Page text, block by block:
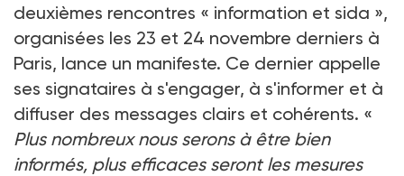
deuxièmes rencontres « information et sida »,
organisées les 23 et 24 novembre derniers à
Paris, lance un manifeste. Ce dernier appelle
ses signataires à s'engager, à s'informer et à
diffuser des messages clairs et cohérents. «
Plus nombreux nous serons à être bien
informés, plus efficaces seront les mesures